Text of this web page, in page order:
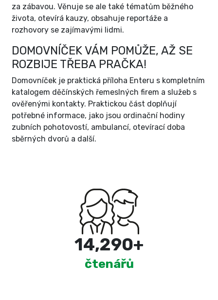
za zábavou. Věnuje se ale také tématům běžného
života, otevírá kauzy, obsahuje reportáže a
rozhovory se zajímavými lidmi.
DOMOVNÍČEK VÁM POMŮŽE, AŽ SE
ROZBIJE TŘEBA PRAČKA!
Domovníček je praktická příloha Enteru s kompletním
katalogem děčínských řemeslných firem a služeb s
ověřenými kontakty. Praktickou část doplňují
potřebné informace, jako jsou ordinační hodiny
zubních pohotovostí, ambulancí, otevírací doba
sběrných dvorů a další.
15,000+
čtenářů